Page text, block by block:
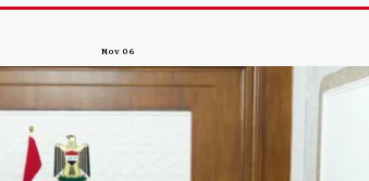
06
Nov